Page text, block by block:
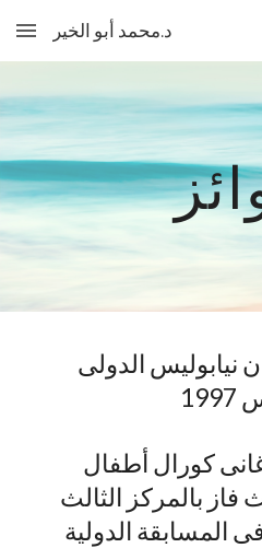
Skip to main content
د.محمد أبو الخير
نيابوليس الدولى
كورال أطفال
فاز بالمركز الثالث
المسابقة الدولية